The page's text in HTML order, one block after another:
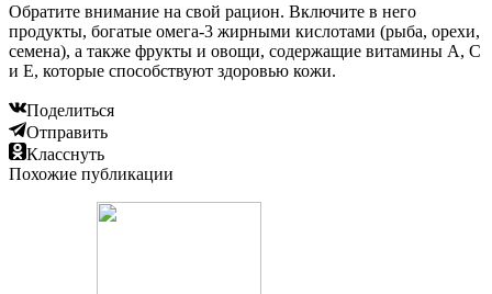
Обратите внимание на свой рацион. Включите в него
продукты, богатые омега-3 жирными кислотами (рыба, орехи,
семена), а также фрукты и овощи, содержащие витамины A, C
и E, которые способствуют здоровью кожи.
Поделиться
Отправить
Класснуть
Похожие публикации